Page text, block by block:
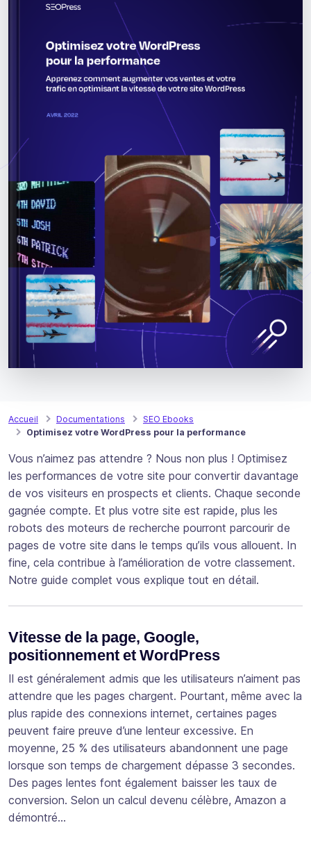
Accueil Documentations
SEO Ebooks
Optimisez votre WordPress pour la performance
Vous n’aimez pas attendre ? Nous non plus ! Optimisez
les performances de votre site pour convertir davantage
de vos visiteurs en prospects et clients. Chaque seconde
gagnée compte. Et plus votre site est rapide, plus les
robots des moteurs de recherche pourront parcourir de
pages de votre site dans le temps qu’ils vous allouent. In
fine, cela contribue à l’amélioration de votre classement.
Notre guide complet vous explique tout en détail.
Vitesse de la page, Google,
positionnement et WordPress
Il est généralement admis que les utilisateurs n’aiment pas
attendre que les pages chargent. Pourtant, même avec la
plus rapide des connexions internet, certaines pages
peuvent faire preuve d’une lenteur excessive. En
moyenne, 25 % des utilisateurs abandonnent une page
lorsque son temps de chargement dépasse 3 secondes.
Des pages lentes font également baisser les taux de
conversion. Selon un calcul devenu célèbre, Amazon a
démontré…